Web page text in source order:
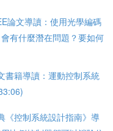
論文導讀：使用光學編碼
有什麼潛在問題？要如何
書籍導讀：運動控制系統
《控制系統設計指南》導